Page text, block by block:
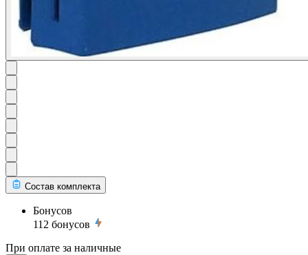
Состав комплекта
Бонусов
112 бонусов
При оплате за наличные